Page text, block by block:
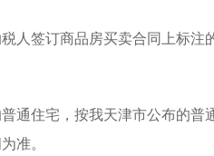
签订商品房买卖合同上标注
住宅，按我天津市公布的普
准。